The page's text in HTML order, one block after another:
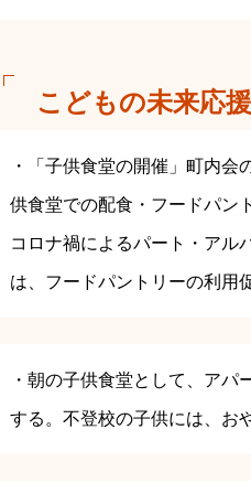
こどもの未来応
・「子供食堂の開催」町内
供食堂での配食・フードパン
コロナ禍によるパート・アル
は、フードパントリーの利用
・朝の子供食堂として、ア
する。不登校の子供には、お